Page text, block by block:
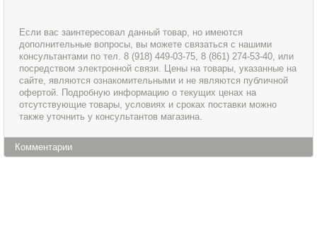
Если вас заинтересовал данный товар, но имеются
дополнительные вопросы, вы можете связаться с нашими
консультантами по тел. 8 (918) 449-03-75, 8 (861) 274-53-40, или
посредством электронной связи. Цены на товары, указанные на
сайте, являются ознакомительными и не являются публичной
офертой. Подробную информацию о текущих ценах на
отсутствующие товары, условиях и сроках поставки можно
также уточнить у консультантов магазина.
Комментарии